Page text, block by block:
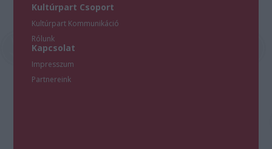
Kultúrpart Csoport
Kultúrpart Kommunikáció
Rólunk
Kapcsolat
Impresszum
Partnereink